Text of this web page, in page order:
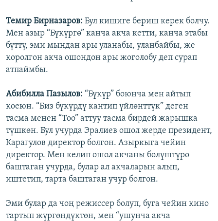
Темир Бирназаров: Бул кишиге бериш керек болчу.
Мен азыр “Бүкүргө” канча акча кетти, канча этабы
бүттү, эми мындан ары уланабы, уланбайбы, же
королгон акча ошондон ары жоголобу деп сурап
атпаймбы.
Абибилла Пазылов: “Бүкүр” боюнча мен айтып
коеюн. “Биз бүкүрдү кантип үйлөнттүк” деген
тасма менен “Тоо” аттуу тасма бирдей жарышка
түшкөн. Бул учурда Эралиев ошол жерде президент,
Карагулов директор болгон. Азыркыга чейин
директор. Мен келип ошол акчаны бөлүштүрө
баштаган учурда, булар ал акчаларын алып,
иштетип, тарта баштаган учур болгон.
Эми булар да чоң режиссер болуп, буга чейин кино
тартып жүргөндүктөн, мен “ушунча акча